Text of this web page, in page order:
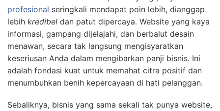
profesional seringkali mendapat poin lebih, dianggap
lebih kredibel dan patut dipercaya. Website yang kaya
informasi, gampang dijelajahi, dan berbalut desain
menawan, secara tak langsung mengisyaratkan
keseriusan Anda dalam mengibarkan panji bisnis. Ini
adalah fondasi kuat untuk memahat citra positif dan
menumbuhkan benih kepercayaan di hati pelanggan.
Sebaliknya, bisnis yang sama sekali tak punya website,